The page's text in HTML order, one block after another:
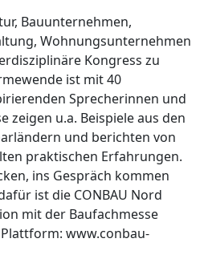
Bauunternehmen,
Wohnungsunternehmen
Kongress zu
ist mit 40
Sprecherinnen und
zeigen u.a. Beispiele aus den
und berichten von
praktischen Erfahrungen.
ins Gespräch kommen
ist die CONBAU Nord
mit der Baufachmesse
www.conbau-